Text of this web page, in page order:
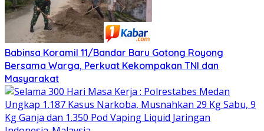
Babinsa Koramil 11/Bandar Baru Gotong Royong
Bersama Warga, Perkuat Kekompakan TNI dan
Masyarakat